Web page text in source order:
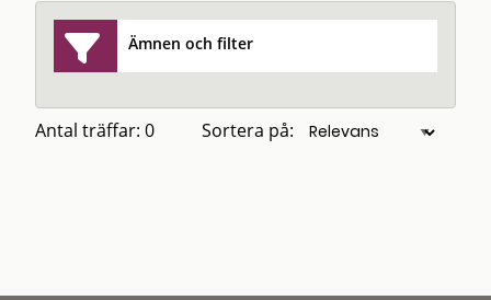
Ämnen och filter
Antal träffar: 0 Sortera på: